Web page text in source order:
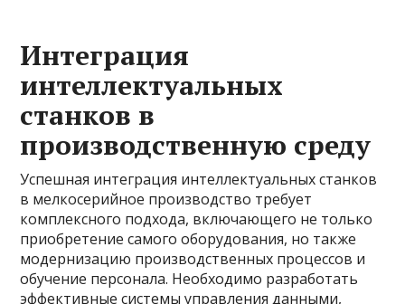
Интеграция
интеллектуальных
станков в
производственную среду
Успешная интеграция интеллектуальных станков
в мелкосерийное производство требует
комплексного подхода, включающего не только
приобретение самого оборудования, но также
модернизацию производственных процессов и
обучение персонала. Необходимо разработать
эффективные системы управления данными,